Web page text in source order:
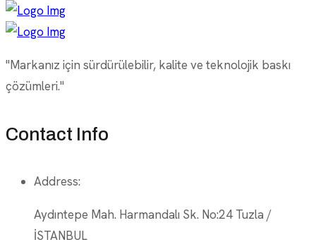
"Markanız için sürdürülebilir, kalite ve teknolojik baskı
çözümleri."
Contact Info
Address:
Aydıntepe Mah. Harmandalı Sk. No:24 Tuzla /
İSTANBUL